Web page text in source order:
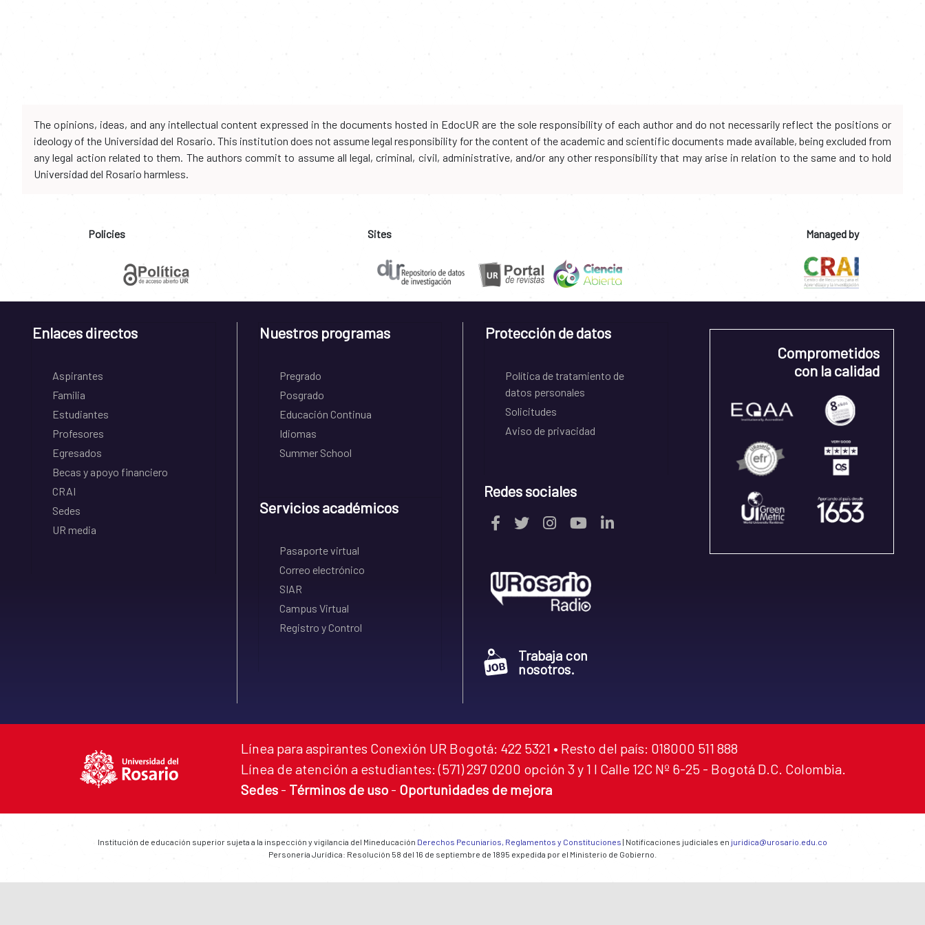
The opinions, ideas, and any intellectual content expressed in the documents hosted in EdocUR are the sole responsibility of each author and do not necessarily reflect the positions or
ideology of the Universidad del Rosario. This institution does not assume legal responsibility for the content of the academic and scientific documents made available, being excluded from
any legal action related to them. The authors commit to assume all legal, criminal, civil, administrative, and/or any other responsibility that may arise in relation to the same and to hold
Universidad del Rosario harmless.
Policies Sites Managed by
Enlaces directos
Aspirantes
Familia
Estudiantes
Profesores
Egresados
Becas y apoyo financiero
CRAI
Sedes
UR media
Nuestros programas
Pregrado
Posgrado
Educación Continua
Idiomas
Summer School
Servicios académicos
Pasaporte virtual
Correo electrónico
SIAR
Campus Virtual
Registro y Control
Protección de datos
Política de tratamiento de
datos personales
Solicitudes
Aviso de privacidad
Redes sociales
Trabaja con
nosotros.
Comprometidos
con la calidad
Línea para aspirantes Conexión UR Bogotá: 422 5321 • Resto del país: 018000 511 888
Línea de atención a estudiantes: (571) 297 0200 opción 3 y 1 I Calle 12C Nº 6-25 - Bogotá D.C. Colombia.
Sedes - Términos de uso - Oportunidades de mejora
Institución de educación superior sujeta a la inspección y vigilancia del Mineducación Derechos Pecuniarios, Reglamentos y Constituciones | Notificaciones judiciales en juridica@urosario.edu.co
Personería Jurídica: Resolución 58 del 16 de septiembre de 1895 expedida por el Ministerio de Gobierno.